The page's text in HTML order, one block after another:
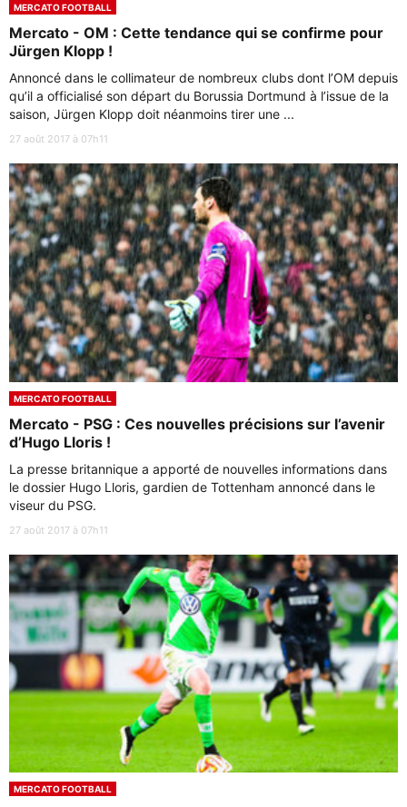
MERCATO FOOTBALL
Mercato - OM : Cette tendance qui se confirme pour
Jürgen Klopp !
Annoncé dans le collimateur de nombreux clubs dont l’OM depuis
qu’il a officialisé son départ du Borussia Dortmund à l’issue de la
saison, Jürgen Klopp doit néanmoins tirer une ...
27 août 2017 à 07h11
MERCATO FOOTBALL
Mercato - PSG : Ces nouvelles précisions sur l’avenir
d’Hugo Lloris !
La presse britannique a apporté de nouvelles informations dans
le dossier Hugo Lloris, gardien de Tottenham annoncé dans le
viseur du PSG.
27 août 2017 à 07h11
MERCATO FOOTBALL